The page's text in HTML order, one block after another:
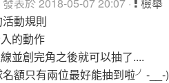
動規則
的動作
並創完角之後就可以抽了....
名額只有兩位最好能抽到啦╯-